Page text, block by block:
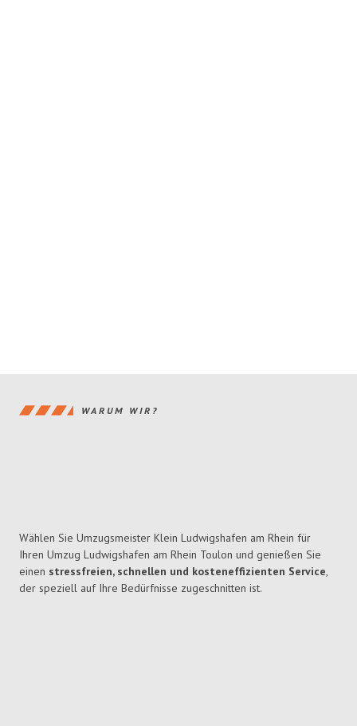
WARUM WIR?
Wählen Sie Umzugsmeister Klein Ludwigshafen am Rhein für
Ihren Umzug Ludwigshafen am Rhein Toulon und genießen Sie
einen stressfreien, schnellen und kosteneffizienten Service,
der speziell auf Ihre Bedürfnisse zugeschnitten ist.